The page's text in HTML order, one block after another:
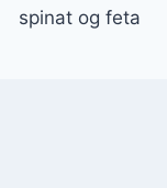
spinat og feta